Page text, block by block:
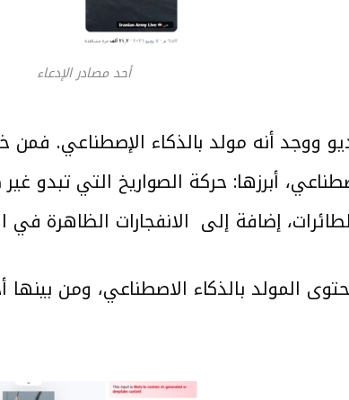
أحد مصادر الإدعاء
أنه مولد بالذكاء الإصطناعي.
أبرزها: حركة الصواريخ التي تبدو
إضافة إلى الانفجارات الظاهرة في